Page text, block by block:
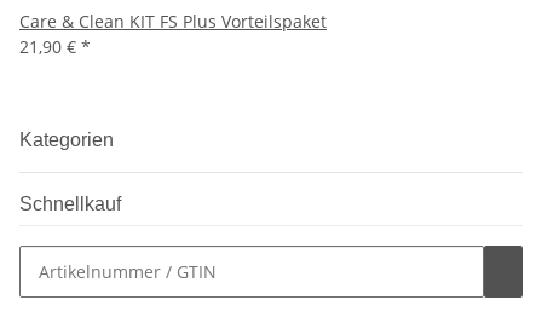
Care & Clean KIT FS Plus Vorteilspaket
21,90 € *
Kategorien
Schnellkauf